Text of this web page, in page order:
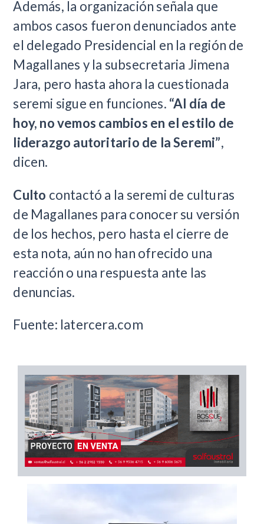
Además, la organización señala que
ambos casos fueron denunciados ante
el delegado Presidencial en la región de
Magallanes y la subsecretaria Jimena
Jara, pero hasta ahora la cuestionada
seremi sigue en funciones. “Al día de
hoy, no vemos cambios en el estilo de
liderazgo autoritario de la Seremi”,
dicen.
Culto contactó a la seremi de culturas
de Magallanes para conocer su versión
de los hechos, pero hasta el cierre de
esta nota, aún no han ofrecido una
reacción o una respuesta ante las
denuncias.
Fuente: latercera.com